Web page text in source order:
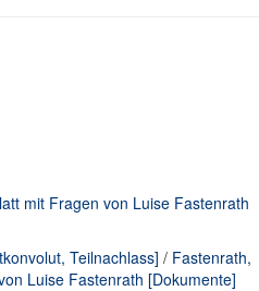
mit Fragen von Luise Fastenrath
Teilnachlass] / Fastenrath,
Luise Fastenrath [Dokumente]